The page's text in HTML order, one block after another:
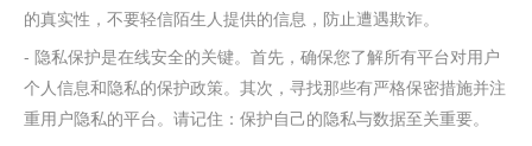
的真实性，不要轻信陌生人提供的信息，防止遭遇欺诈。
- 隐私保护是在线安全的关键。首先，确保您了解所有平台对用户
个人信息和隐私的保护政策。其次，寻找那些有严格保密措施并注
重用户隐私的平台。请记住：保护自己的隐私与数据至关重要。